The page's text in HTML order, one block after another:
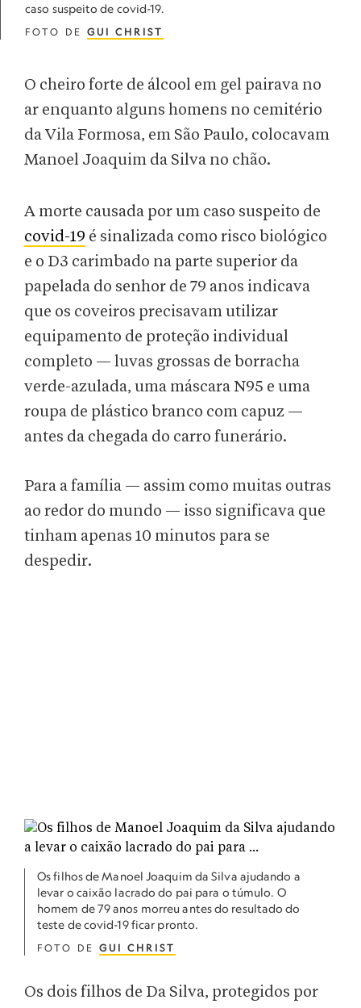
caso suspeito de covid-19.
FOTO DE GUI CHRIST
O cheiro forte de álcool em gel pairava no
ar enquanto alguns homens no cemitério
da Vila Formosa, em São Paulo, colocavam
Manoel Joaquim da Silva no chão.
A morte causada por um caso suspeito de
covid-19 é sinalizada como risco biológico
e o D3 carimbado na parte superior da
papelada do senhor de 79 anos indicava
que os coveiros precisavam utilizar
equipamento de proteção individual
completo — luvas grossas de borracha
verde-azulada, uma máscara N95 e uma
roupa de plástico branco com capuz —
antes da chegada do carro funerário.
Para a família — assim como muitas outras
ao redor do mundo — isso significava que
tinham apenas 10 minutos para se
despedir.
Os filhos de Manoel Joaquim da Silva ajudando a
levar o caixão lacrado do pai para o túmulo. O
homem de 79 anos morreu antes do resultado do
teste de covid-19 ficar pronto.
FOTO DE GUI CHRIST
Os dois filhos de Da Silva, protegidos por